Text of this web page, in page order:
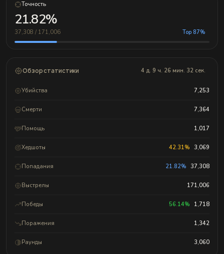
Точность
21.82%
37,308 / 171,006 Top 87%
Обзор статистики 4 д. 9 ч. 26 мин. 32 сек.
Убийства 7,253
Смерти 7,364
Помощь 1,017
Хедшоты 42.31% 3,069
Попадания 21.82% 37,308
Выстрелы 171,006
Победы 56.14% 1,718
Поражения 1,342
Раунды 3,060